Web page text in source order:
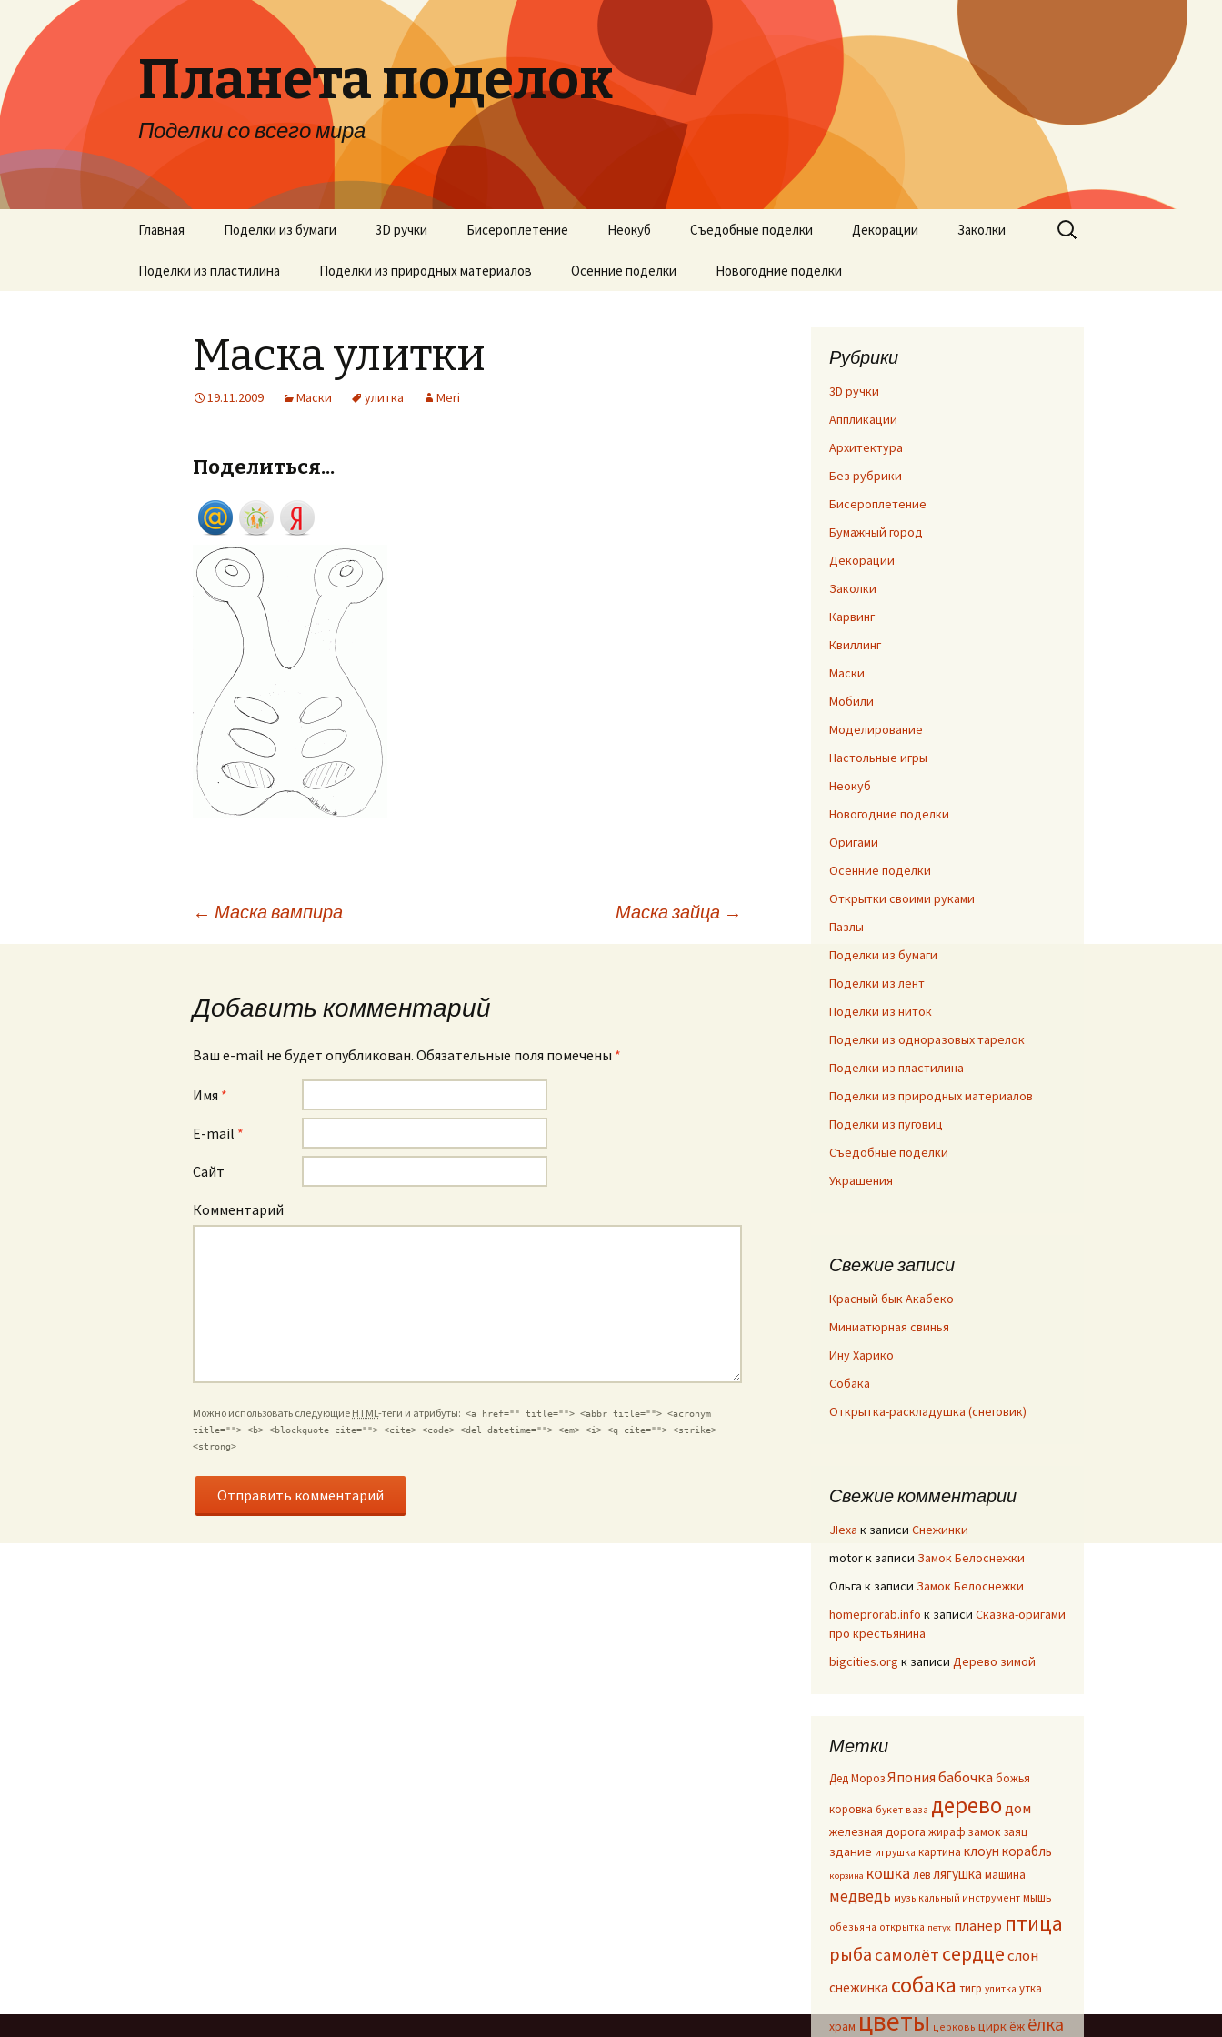
Планета поделок
Поделки со всего мира
Перейти к содержимому
Главная Поделки из бумаги 3D ручки Бисероплетение Неокуб Съедобные поделки Декорации Заколки
Поделки из пластилина Поделки из природных материалов Осенние поделки Новогодние поделки
Найти:
Маска улитки
19.11.2009 Маски улитка Meri
Поделиться...
Навигация по записям
← Маска вампира Маска зайца →
Добавить комментарий
Ваш e-mail не будет опубликован. Обязательные поля помечены *
Имя *
E-mail *
Сайт
Комментарий
Можно использовать следующие HTML-теги и атрибуты: <a href="" title=""> <abbr title=""> <acronym
title=""> <b> <blockquote cite=""> <cite> <code> <del datetime=""> <em> <i> <q cite=""> <strike>
<strong>
Рубрики
3D ручки
Аппликации
Архитектура
Без рубрики
Бисероплетение
Бумажный город
Декорации
Заколки
Карвинг
Квиллинг
Маски
Мобили
Моделирование
Настольные игры
Неокуб
Новогодние поделки
Оригами
Осенние поделки
Открытки своими руками
Пазлы
Поделки из бумаги
Поделки из лент
Поделки из ниток
Поделки из одноразовых тарелок
Поделки из пластилина
Поделки из природных материалов
Поделки из пуговиц
Съедобные поделки
Украшения
Свежие записи
Красный бык Акабеко
Миниатюрная свинья
Ину Харико
Собака
Открытка-раскладушка (снеговик)
Свежие комментарии
JIexa к записи Снежинки
motorк записи Замок Белоснежки
Ольга к записи Замок Белоснежки
homeprorab.info к записи Сказка-оригами
про крестьянина
bigcities.org к записи Дерево зимой
Метки
Дед МорозЯпония бабочкабожья
коровка букет ваза дереводом
железная дорога жираф замокзаяц
здание игрушка картина клоун корабль
корзина кошка левлягушка машина
медведь музыкальный инструмент мышь
обезьяна открытка петух планер птица
рыба самолёт сердцеслон
снежинка собака тигр улитка утка
храм цветы церковь циркёж ёлка